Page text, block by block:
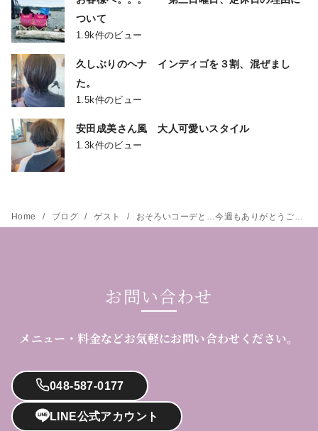
ついて
1.9k件のビュー
久しぶりのヘナ インディゴを３割、混ぜまし
た。
1.5k件のビュー
安田成美さん風 大人可愛いスタイル
1.3k件のビュー
Home ブログ ゲスト おそろいコーデと…今週もありがとうございます^ ^
お問い合わせ
メニュー・料金などお気軽にお問い合わせください。
048-587-0177
LINE公式アカウント